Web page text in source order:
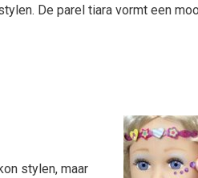
De parel tiara vormt een
stylen, maar